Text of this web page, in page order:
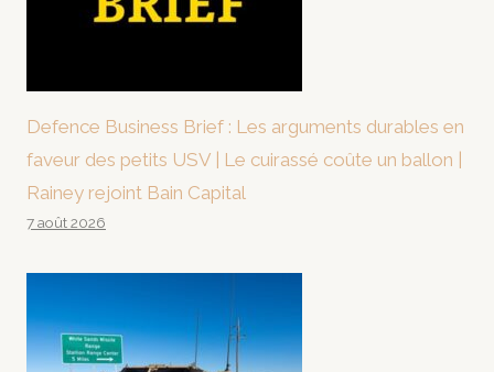
Defence Business Brief : Les arguments durables en
faveur des petits USV | Le cuirassé coûte un ballon |
Rainey rejoint Bain Capital
7 août 2026